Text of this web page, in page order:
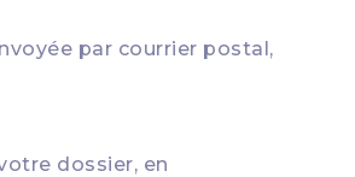
par courrier postal,
dossier, en